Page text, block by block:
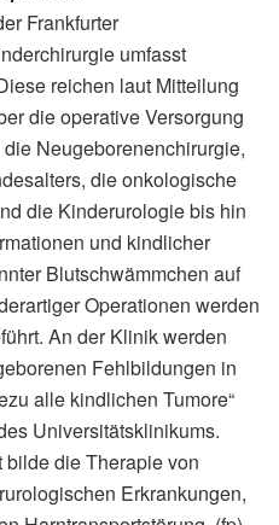
Frankfurter
umfasst
reichen laut Mitteilung
die operative Versorgung
Neugeborenenchirurgie,
die onkologische
die Kinderurologie bis hin
und kindlicher
Blutschwämmchen auf
Operationen werden
An der Klinik werden
Fehlbildungen in
alle kindlichen Tumore“
Universitätsklinikums.
die Therapie von
Erkrankungen,